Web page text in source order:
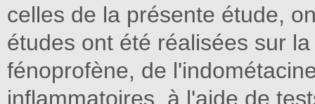
celles de la présente étude,
études ont été réalisées sur
fénoprofène, de
inflammatoires, à l'aide de